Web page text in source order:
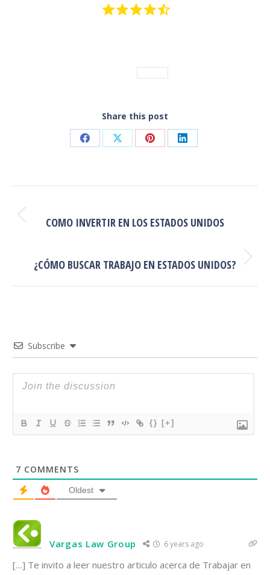
Share this post
Share Share Share Share
ENTRE
PUBLICACIONES
Publicación
COMO INVERTIR EN LOS ESTADOS UNIDOS
Publicación
¿CÓMO BUSCAR TRABAJO EN ESTADOS UNIDOS?
Subscribe
{} [+]
7 COMMENTS
Oldest
Vargas Law Group 6 years ago
[…] Te invito a leer nuestro articulo acerca de Trabajar en